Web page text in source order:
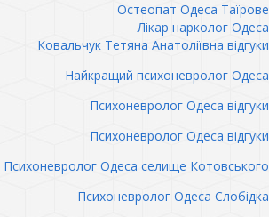
Остеопат Одеса Таїрове
Лікар нарколог Одеса
Ковальчук Тетяна Анатоліївна відгуки
Найкращий психоневролог Одеса
Психоневролог Одеса відгуки
Психоневролог Одеса відгуки
Психоневролог Одеса селище Котовського
Психоневролог Одеса Слобідка